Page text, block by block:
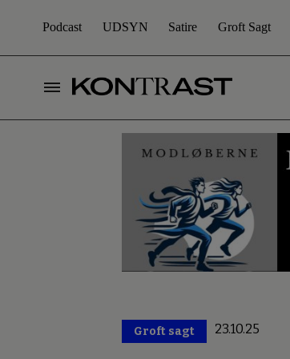
Podcast UDSYN Satire Groft Sagt
Groft sagt 23.10.25